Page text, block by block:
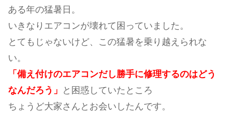
ある年の猛暑日。
いきなりエアコンが壊れて困っていました。
とてもじゃないけど、この猛暑を乗り越えられな
い。
「備え付けのエアコンだし勝手に修理するのはどう
なんだろう」
と困惑していたところ
ちょうど大家さんとお会いしたんです。